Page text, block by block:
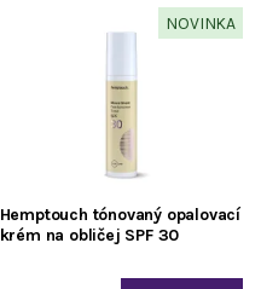
NOVINKA
Hemptouch tónovaný opalovací
krém na obličej SPF 30